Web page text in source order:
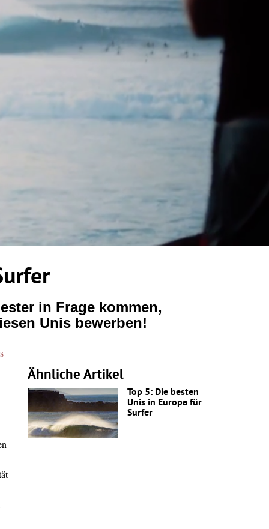
in Frage kommen,
Unis bewerben!
Ähnliche Artikel
Top 5: Die besten
Unis in Europa für
Surfer